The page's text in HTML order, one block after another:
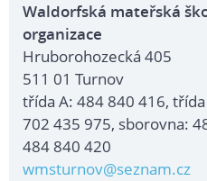
Waldorfská mateřská
organizace
Hruborohozecká 405
511 01 Turnov
třída A: 484 840 416,
702 435 975, sborovna:
484 840 420
wmsturnov@seznam.cz